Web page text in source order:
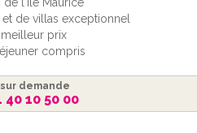
de l'Ile Maurice
de villas exceptionnel
prix
compris
sur demande
40 10 50 00